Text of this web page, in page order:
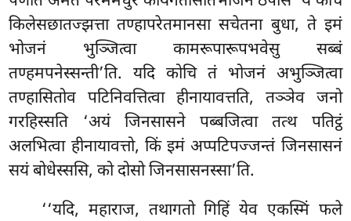
किलेसछातज्झत्ता तण्हापरेतमानसा सचेतना बुधा, ते इमं
भोजनं भुञ्जित्वा कामरूपारूपभवेसु सब्बं
तण्हमपनेस्सन्ती’ति. यदि कोचि तं भोजनं अभुञ्जित्वा
तण्हासितोव पटिनिवत्तित्वा हीनायावत्तति, तञ्ञेव जनो
गरहिस्सति ‘अयं जिनसासने पब्बजित्वातत्थ पतिट्ठं
अलभित्वा हीनायावत्तो, किं इमं अप्पटिपज्जन्तं जिनसासनं
सयं बोधेस्ससि, को दोसो जिनसासनस्सा’ति.
‘‘यदि, महाराज, तथागतो गिहिं येव एकस्मिं फले